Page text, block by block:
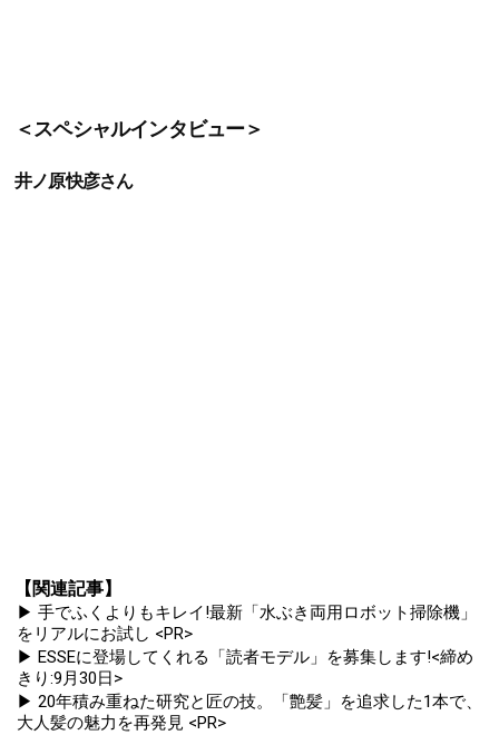
＜スペシャルインタビュー＞
井ノ原快彦さん
【関連記事】
▶ 手でふくよりもキレイ!最新「水ぶき両用ロボット掃除機」
をリアルにお試し <PR>
▶ ESSEに登場してくれる「読者モデル」を募集します!<締め
きり:9月30日>
▶ 20年積み重ねた研究と匠の技。「艶髪」を追求した1本で、
大人髪の魅力を再発見 <PR>